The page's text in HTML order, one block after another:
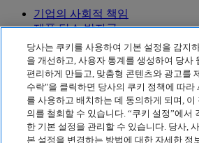
기업의 사회적 책임
제품 탄소 발자국
Project Humanity
Earthion
개인정보 처리방침
Cookie 정책
법적 고지 사항
추가 법적 정보
접근성 정책
당사는 쿠키를 사용하여 기본 설정을 감지
을 개선하고, 사용자 통계를 생성하여 당사
편리하게 만들고, 맞춤형 콘텐츠와 광고를
수락"을 클릭하면 당사의 쿠키 정책에 따라
를 사용하고 배치하는 데 동의하게 되며, 이
의를 철회할 수 있습니다. “쿠키 설정”에서
한 기본 설정을 관리할 수 있습니다. 당사,
본 설정을 변경하는 방법에 대한 자세한 정